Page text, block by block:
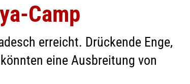
Camp
erreicht. Drückende Enge,
eine Ausbreitung von